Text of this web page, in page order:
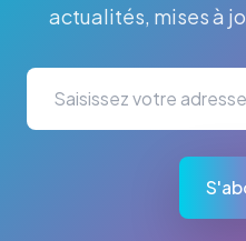
actualités, mises à